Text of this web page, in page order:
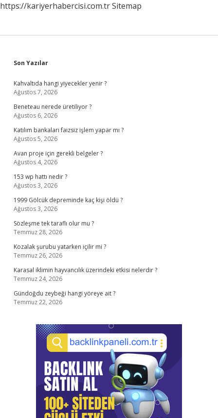
https://kariyerhabercisi.com.trSitemap
Sidebar
Son Yazılar
Kahvaltıda hangi yiyecekler yenir ?
Ağustos 7, 2026
Beneteau nerede üretiliyor ?
Ağustos 6, 2026
Katılım bankaları faizsiz işlem yapar mı ?
Ağustos 5, 2026
Avan proje için gerekli belgeler ?
Ağustos 4, 2026
153 wp hattı nedir ?
Ağustos 3, 2026
1999 Gölcük depreminde kaç kişi öldü ?
Ağustos 3, 2026
Sözleşme tek taraflı olur mu ?
Temmuz 28, 2026
Kozalak şurubu yatarken içilir mi ?
Temmuz 26, 2026
Karasal iklimin hayvancılık üzerindeki etkisi nelerdir ?
Temmuz 24, 2026
Gündoğdu zeybeği hangi yöreye ait ?
Temmuz 22, 2026